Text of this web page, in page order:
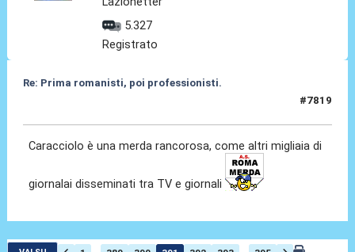
5.327
Registrato
Re: Prima romanisti, poi professionisti.
#7819
Caracciolo è una merda rancorosa, come altri migliaia di
giornalai disseminati tra TV e giornali